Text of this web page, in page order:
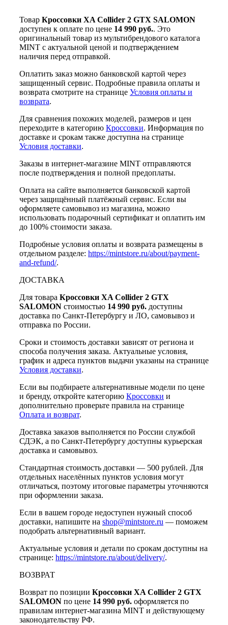
Товар Кроссовки XA Collider 2 GTX SALOMON
доступен к оплате по цене 14 990 руб.. Это
оригинальный товар из мультибрендового каталога
MINT с актуальной ценой и подтверждением
наличия перед отправкой.
Оплатить заказ можно банковской картой через
защищенный сервис. Подробные правила оплаты и
возврата смотрите на странице Условия оплаты и
возврата.
Для сравнения похожих моделей, размеров и цен
переходите в категорию Кроссовки. Информация по
доставке и срокам также доступна на странице
Условия доставки.
Заказы в интернет-магазине MINT отправляются
после подтверждения и полной предоплаты.
Оплата на сайте выполняется банковской картой
через защищённый платёжный сервис. Если вы
оформляете самовывоз из магазина, можно
использовать подарочный сертификат и оплатить им
до 100% стоимости заказа.
Подробные условия оплаты и возврата размещены в
отдельном разделе: https://mintstore.ru/about/payment-
and-refund/.
ДОСТАВКА
Для товара Кроссовки XA Collider 2 GTX
SALOMON стоимостью 14 990 руб. доступны
доставка по Санкт-Петербургу и ЛО, самовывоз и
отправка по России.
Сроки и стоимость доставки зависят от региона и
способа получения заказа. Актуальные условия,
график и адреса пунктов выдачи указаны на странице
Условия доставки.
Если вы подбираете альтернативные модели по цене
и бренду, откройте категорию Кроссовки и
дополнительно проверьте правила на странице
Оплата и возврат.
Доставка заказов выполняется по России службой
СДЭК, а по Санкт-Петербургу доступны курьерская
доставка и самовывоз.
Стандартная стоимость доставки — 500 рублей. Для
отдельных населённых пунктов условия могут
отличаться, поэтому итоговые параметры уточняются
при оформлении заказа.
Если в вашем городе недоступен нужный способ
доставки, напишите на shop@mintstore.ru — поможем
подобрать альтернативный вариант.
Актуальные условия и детали по срокам доступны на
странице: https://mintstore.ru/about/delivery/.
ВОЗВРАТ
Возврат по позиции Кроссовки XA Collider 2 GTX
SALOMON по цене 14 990 руб. оформляется по
правилам интернет-магазина MINT и действующему
законодательству РФ.